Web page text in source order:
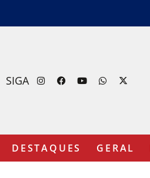
SIGA
DESTAQUES GERAL